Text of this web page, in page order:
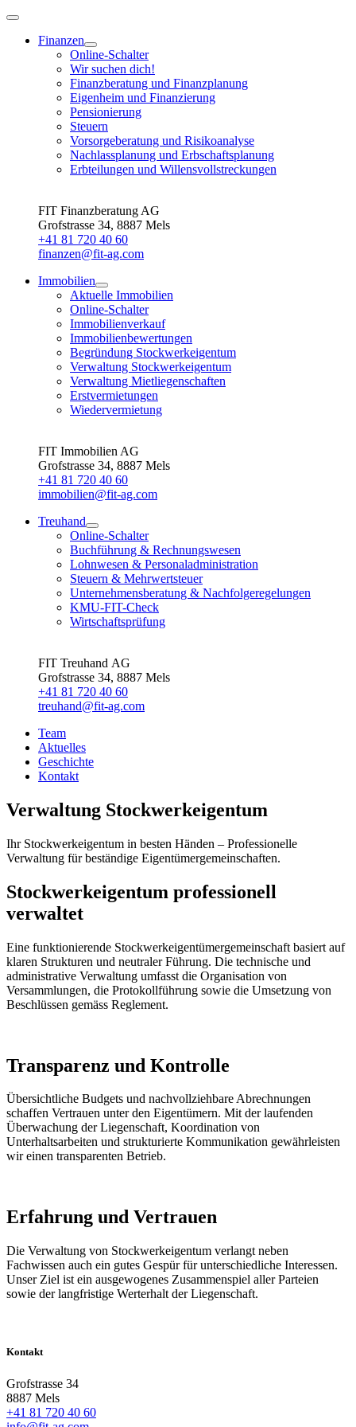
Finanzen
Online-Schalter
Wir suchen dich!
Finanzberatung und Finanzplanung
Eigenheim und Finanzierung
Pensionierung
Steuern
Vorsorgeberatung und Risikoanalyse
Nachlassplanung und Erbschaftsplanung
Erbteilungen und Willensvollstreckungen
FIT Finanzberatung AG
Grofstrasse 34, 8887 Mels
+41 81 720 40 60
finanzen@fit-ag.com
Immobilien
Aktuelle Immobilien
Online-Schalter
Immobilienverkauf
Immobilienbewertungen
Begründung Stockwerkeigentum
Verwaltung Stockwerkeigentum
Verwaltung Mietliegenschaften
Erstvermietungen
Wiedervermietung
FIT Immobilien AG
Grofstrasse 34, 8887 Mels
+41 81 720 40 60
immobilien@fit-ag.com
Treuhand
Online-Schalter
Buchführung & Rechnungswesen
Lohnwesen & Personaladministration
Steuern & Mehrwertsteuer
Unternehmensberatung & Nachfolgeregelungen
KMU-FIT-Check
Wirtschaftsprüfung
FIT Treuhand AG
Grofstrasse 34, 8887 Mels
+41 81 720 40 60
treuhand@fit-ag.com
Team
Aktuelles
Geschichte
Kontakt
Verwaltung Stockwerkeigentum
Ihr Stockwerkeigentum in besten Händen – Professionelle
Verwaltung für beständige Eigentümergemeinschaften.
Stockwerkeigentum professionell
verwaltet
Eine funktionierende Stockwerkeigentümergemeinschaft basiert auf
klaren Strukturen und neutraler Führung. Die technische und
administrative Verwaltung umfasst die Organisation von
Versammlungen, die Protokollführung sowie die Umsetzung von
Beschlüssen gemäss Reglement.
Transparenz und Kontrolle
Übersichtliche Budgets und nachvollziehbare Abrechnungen
schaffen Vertrauen unter den Eigentümern. Mit der laufenden
Überwachung der Liegenschaft, Koordination von
Unterhaltsarbeiten und strukturierte Kommunikation gewährleisten
wir einen transparenten Betrieb.
Erfahrung und Vertrauen
Die Verwaltung von Stockwerkeigentum verlangt neben
Fachwissen auch ein gutes Gespür für unterschiedliche Interessen.
Unser Ziel ist ein ausgewogenes Zusammenspiel aller Parteien
sowie der langfristige Werterhalt der Liegenschaft.
Kontakt
Grofstrasse 34
8887 Mels
+41 81 720 40 60